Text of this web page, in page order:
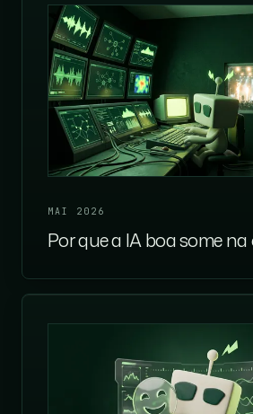
MAI 2026
Por que a IA boa some